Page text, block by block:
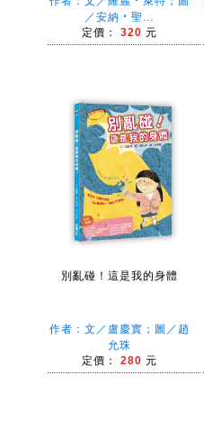
／安納‧聖...
定價： 320 元
別亂碰！這是我的身體
作者：文／盧慶實；圖／趙
允珠
定價： 280 元